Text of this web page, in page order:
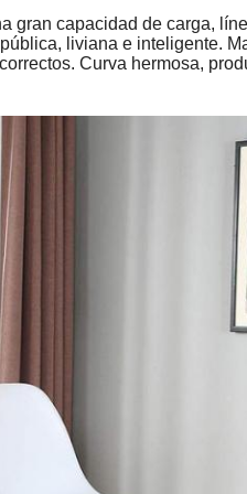
gran capacidad de carga,
liviana e inteligente.
Curva hermosa,